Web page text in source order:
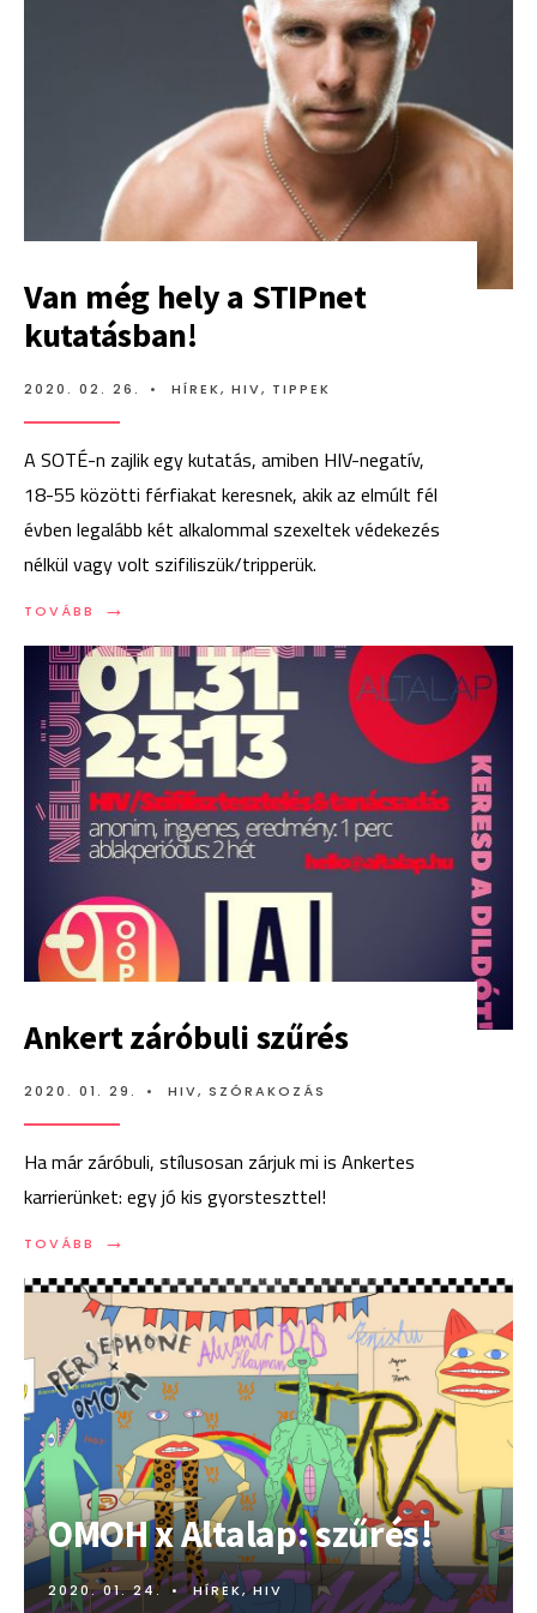
Van még hely a STIPnet
kutatásban!
2020. 02. 26. • HÍREK, HIV, TIPPEK
A SOTÉ-n zajlik egy kutatás, amiben HIV-negatív,
18-55 közötti férfiakat keresnek, akik az elmúlt fél
évben legalább két alkalommal szexeltek védekezés
nélkül vagy volt szifiliszük/tripperük.
TOVÁBB →
TOVÁBB:
MÉG
HELY
A
STIPNET
KUTATÁSBAN!
Ankert záróbuli szűrés
2020. 01. 29. • HIV, SZÓRAKOZÁS
Ha már záróbuli, stílusosan zárjuk mi is Ankertes
karrierünket: egy jó kis gyorsteszttel!
TOVÁBB →
TOVÁBB:
ZÁRÓBULI
SZŰRÉS
OMOH x Altalap: szűrés!
2020. 01. 24. • HÍREK,HIV